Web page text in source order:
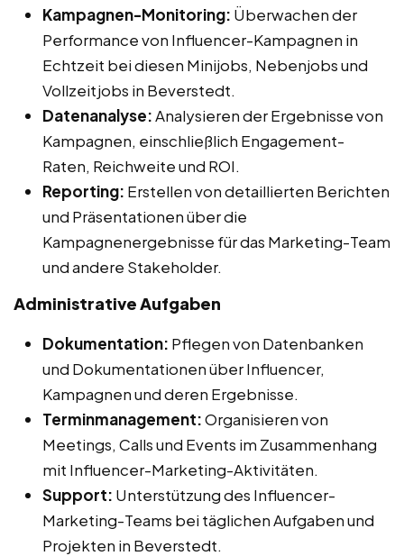
Kampagnen-Monitoring: Überwachen der
Performance von Influencer-Kampagnen in
Echtzeit bei diesen Minijobs, Nebenjobs und
Vollzeitjobs in Beverstedt.
Datenanalyse:Analysieren der Ergebnisse von
Kampagnen, einschließlich Engagement-
Raten, Reichweite und ROI.
Reporting: Erstellen von detaillierten Berichten
und Präsentationen über die
Kampagnenergebnisse für das Marketing-Team
und andere Stakeholder.
Administrative Aufgaben
Dokumentation: Pflegen von Datenbanken
und Dokumentationen über Influencer,
Kampagnen und deren Ergebnisse.
Terminmanagement:Organisieren von
Meetings, Calls und Events im Zusammenhang
mit Influencer-Marketing-Aktivitäten.
Support: Unterstützung des Influencer-
Marketing-Teams bei täglichen Aufgaben und
Projekten in Beverstedt.